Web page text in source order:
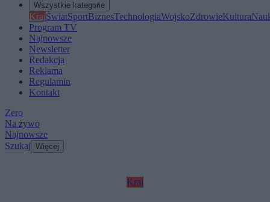
Wszystkie kategorie
KrajŚwiatSportBiznesTechnologiaWojskoZdrowieKultura
Program TV
Najnowsze
Newsletter
Redakcja
Reklama
Regulamin
Kontakt
Zero
Na żywo
Najnowsze
Szukaj Więcej
Kraj